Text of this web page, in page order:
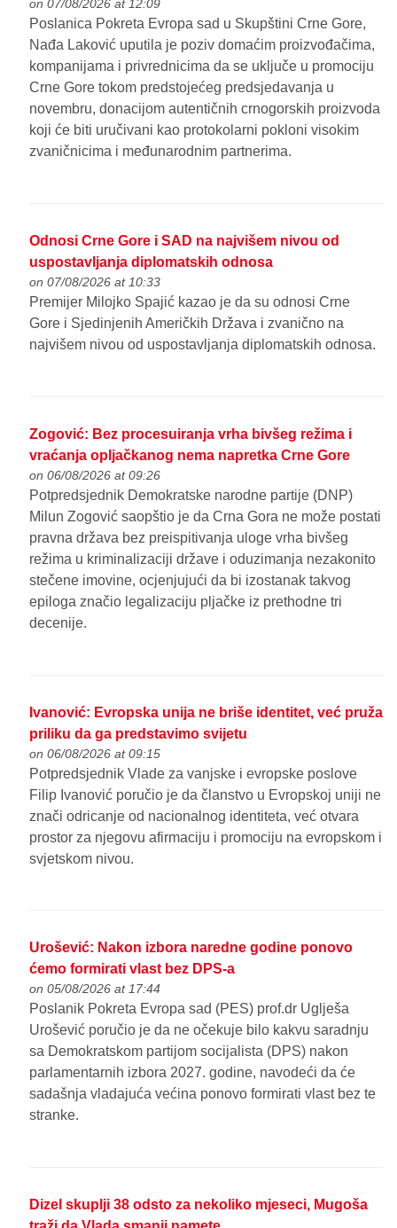
on 07/08/2026 at 12:09
Poslanica Pokreta Evropa sad u Skupštini Crne Gore,
Nađa Laković uputila je poziv domaćim proizvođačima,
kompanijama i privrednicima da se uključe u promociju
Crne Gore tokom predstojećeg predsjedavanja u
novembru, donacijom autentičnih crnogorskih proizvoda
koji će biti uručivani kao protokolarni pokloni visokim
zvaničnicima i međunarodnim partnerima.
Odnosi Crne Gore i SAD na najvišem nivou od
uspostavljanja diplomatskih odnosa
on 07/08/2026 at 10:33
Premijer Milojko Spajić kazao je da su odnosi Crne
Gore i Sjedinjenih Američkih Država i zvanično na
najvišem nivou od uspostavljanja diplomatskih odnosa.
Zogović: Bez procesuiranja vrha bivšeg režima i
vraćanja opljačkanog nema napretka Crne Gore
on 06/08/2026 at 09:26
Potpredsjednik Demokratske narodne partije (DNP)
Milun Zogović saopštio je da Crna Gora ne može postati
pravna država bez preispitivanja uloge vrha bivšeg
režima u kriminalizaciji države i oduzimanja nezakonito
stečene imovine, ocjenjujući da bi izostanak takvog
epiloga značio legalizaciju pljačke iz prethodne tri
decenije.
Ivanović: Evropska unija ne briše identitet, već pruža
priliku da ga predstavimo svijetu
on 06/08/2026 at 09:15
Potpredsjednik Vlade za vanjske i evropske poslove
Filip Ivanović poručio je da članstvo u Evropskoj uniji ne
znači odricanje od nacionalnog identiteta, već otvara
prostor za njegovu afirmaciju i promociju na evropskom i
svjetskom nivou.
Urošević: Nakon izbora naredne godine ponovo
ćemo formirati vlast bez DPS-a
on 05/08/2026 at 17:44
Poslanik Pokreta Evropa sad (PES) prof.dr Uglješa
Urošević poručio je da ne očekuje bilo kakvu saradnju
sa Demokratskom partijom socijalista (DPS) nakon
parlamentarnih izbora 2027. godine, navodeći da će
sadašnja vladajuća većina ponovo formirati vlast bez te
stranke.
Dizel skuplji 38 odsto za nekoliko mjeseci, Mugoša